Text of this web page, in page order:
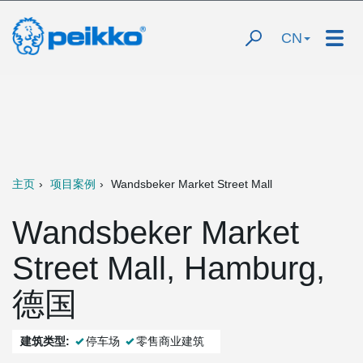
CN
主页 项目案例 Wandsbeker Market Street Mall
Wandsbeker Market
Street Mall, Hamburg,
德国
建筑类型: 停车场 零售商业建筑